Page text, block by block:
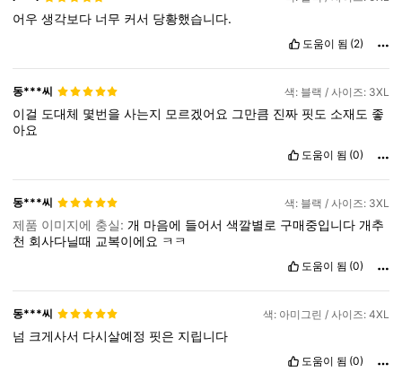
어우생각보다 너무 커서 당황했습니다.
도움이 됨 (2)
동***씨 색: 블랙 / 사이즈: 3XL
이걸 도대체 몇번을사는지 모르겠어요 그만큼 진짜 핏도 소재도 좋
아요
도움이 됨 (0)
동***씨 색: 블랙 / 사이즈: 3XL
제품 이미지에 충실: 개 마음에 들어서색깔별로 구매중입니다 개추
천 회사다닐때 교복이에요 ㅋㅋ
도움이 됨 (0)
동***씨 색: 아미그린 / 사이즈: 4XL
넘 크게사서 다시살예정 핏은 지립니다
도움이 됨 (0)